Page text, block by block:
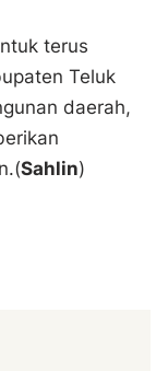
terus
Teluk
daerah,
Sahlin)